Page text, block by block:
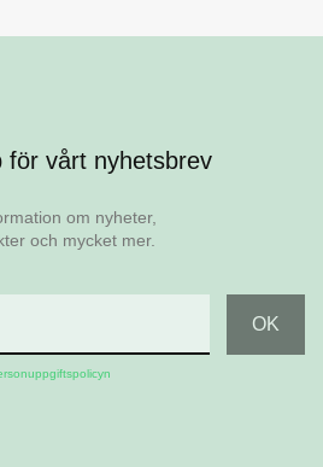
för vårt nyhetsbrev
om nyheter,
och mycket mer.